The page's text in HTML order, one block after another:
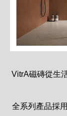
VitrA磁磚從生
全系列產品採